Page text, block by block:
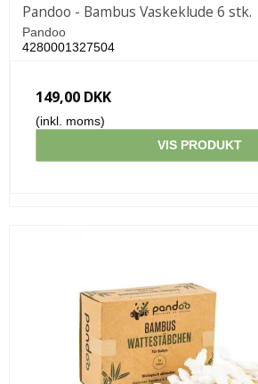
Pandoo - Bambus Vaskeklude 6 stk.
Pandoo
4280001327504
149,00 DKK
(inkl. moms)
VIS PRODUKT